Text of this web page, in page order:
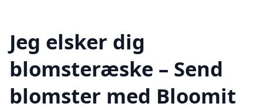
Jeg elsker dig
blomsteræske – Send
blomster med Bloomit